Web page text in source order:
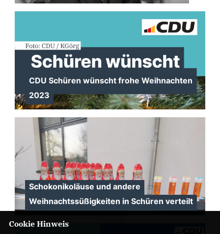
CDU Schüren wünscht frohe Weihnachten
2023
Schokonikoläuse und andere
Weihnachtssüßigkeiten in Schüren verteilt
Cookie Hinweis